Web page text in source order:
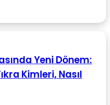
Yeni Dönem:
Kimleri, Nasıl